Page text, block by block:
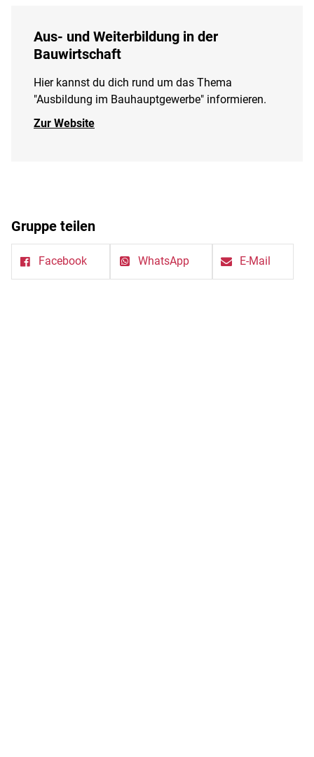
Aus- und Weiterbildung in der
Bauwirtschaft
Hier kannst du dich rund um das Thema
"Ausbildung im Bauhauptgewerbe" informieren.
Zur Website
Gruppe teilen
Facebook WhatsApp E-Mail